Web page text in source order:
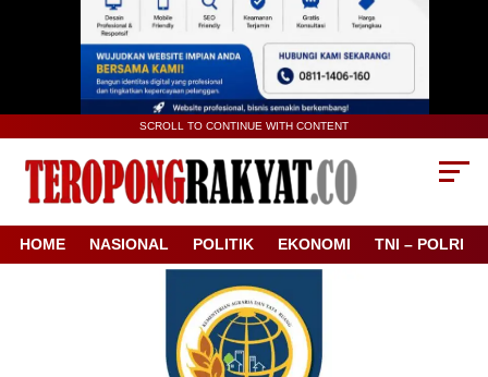
SCROLL TO CONTINUE WITH CONTENT
HOME NASIONAL POLITIK EKONOMI TNI – POLRI